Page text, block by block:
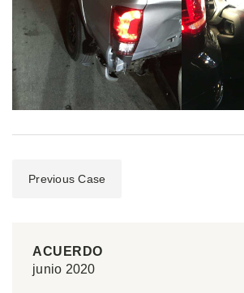
Previous Case
ACUERDO
junio 2020